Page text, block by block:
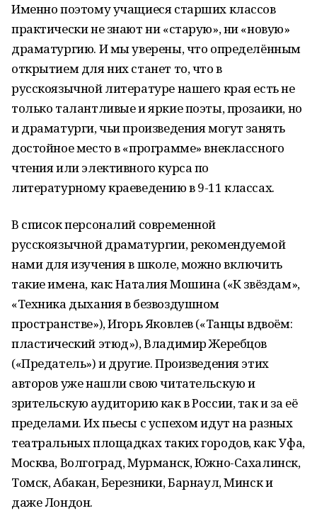
Именно поэтому учащиеся старших классов
практически не знают ни «старую», ни «новую»
драматургию. И мы уверены, что определённым
открытием для них станет то, что в
русскоязычной литературе нашего края есть не
только талантливые и яркие поэты, прозаики, но
и драматурги, чьи произведения могут занять
достойное место в «программе» внеклассного
чтения или элективного курса по
литературному краеведению в 9-11 классах.
В список персоналий современной
русскоязычной драматургии, рекомендуемой
нами для изучения в школе, можно включить
такие имена, как: Наталия Мошина («К звёздам»,
«Техника дыхания в безвоздушном
пространстве»), Игорь Яковлев («Танцы вдвоём:
пластический этюд»), Владимир Жеребцов
(«Предатель») и другие. Произведения этих
авторов уже нашли свою читательскую и
зрительскую аудиторию как в России, так и за её
пределами. Их пьесы с успехом идут на разных
театральных площадках таких городов, как: Уфа,
Москва, Волгоград, Мурманск, Южно-Сахалинск,
Томск, Абакан, Березники, Барнаул, Минск и
даже Лондон.